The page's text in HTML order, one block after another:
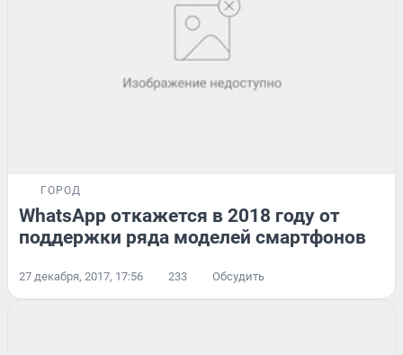
ГОРОД
WhatsApp откажется в 2018 году от
поддержки ряда моделей смартфонов
27 декабря, 2017, 17:56 233 Обсудить